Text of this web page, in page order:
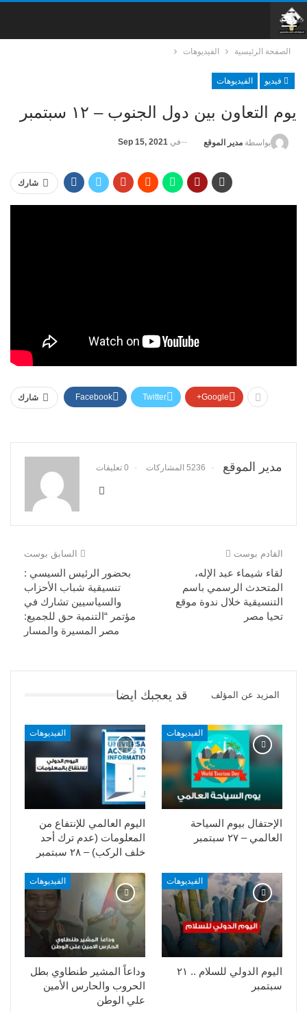
الصفحة الرئيسية الفيديوهات
فيديو الفيديوهات
يوم التعاون بين دول الجنوب – ١٢ سبتمبر
بواسطة مدير الموقع في Sep 15, 2021
شارك
شارك Facebook Twitter Google+
مدير الموقع 5236 المشاركات 0 تعليقات
السابق بوست
بحضور الرئيس السيسي :
تنسيقية شباب الأحزاب
والسياسيين تشارك في
مؤتمر “التنمية حق للجميع:
مصر المسيرة والمسار
القادم بوست
لقاء شيماء عبد الإله،
المتحدث الرسمي باسم
التنسيقية خلال ندوة موقع
تحيا مصر
قد يعجبك ايضا المزيد عن المؤلف
الفيديوهات
اليوم العالمي للإنتفاع من
المعلومات (عدم ترك أحد
خلف الركب) – ٢٨ سبتمبر
الفيديوهات
الإحتفال بيوم السياحة
العالمي – ٢٧ سبتمبر
الفيديوهات
وداعاً المشير طنطاوي بطل
الحروب والحارس الأمين
علي الوطن
الفيديوهات
اليوم الدولي للسلام .. ٢١
سبتمبر